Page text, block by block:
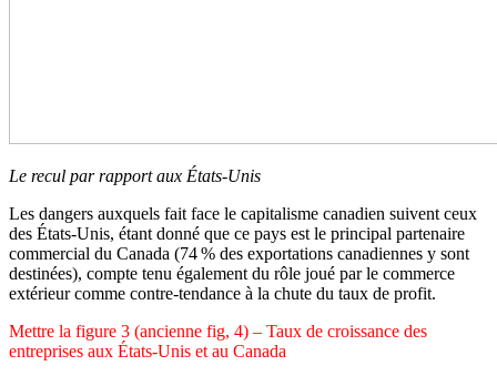
Le recul par rapport aux États-Unis
Les dangers auxquels fait face le capitalisme canadien suivent ceux
des États-Unis, étant donné que ce pays est le principal partenaire
commercial du Canada (74 % des exportations canadiennes y sont
destinées), compte tenu également du rôle joué par le commerce
extérieur comme contre-tendance à la chute du taux de profit.
Mettre la figure 3 (ancienne fig, 4) – Taux de croissance des
entreprises aux États-Unis et au Canada